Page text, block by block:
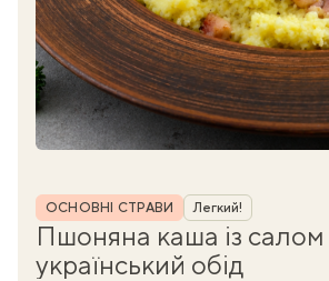
Рубрика
ОСНОВНІ СТРАВИ Легкий!
Пшоняна каша із
український обід